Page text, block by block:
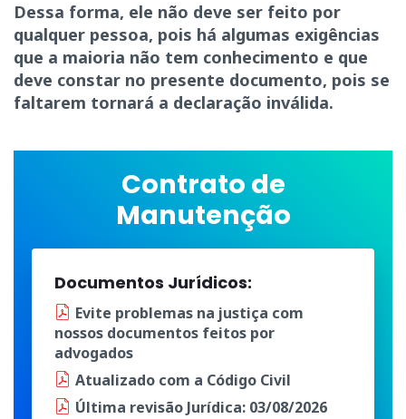
Dessa forma, ele não deve ser feito por
qualquer pessoa, pois há algumas exigências
que a maioria não tem conhecimento e que
deve constar no presente documento, pois se
faltarem tornará a declaração inválida.
Contrato de
Manutenção
Documentos Jurídicos:
Evite problemas na justiça com
nossos documentos feitos por
advogados
Atualizado com a Código Civil
Última revisão Jurídica: 03/08/2026